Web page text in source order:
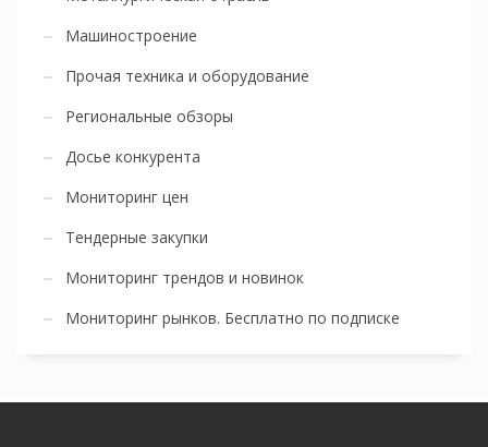
Машиностроение
Прочая техника и оборудование
Региональные обзоры
Досье конкурента
Мониторинг цен
Тендерные закупки
Мониторинг трендов и новинок
Мониторинг рынков. Бесплатно по подписке